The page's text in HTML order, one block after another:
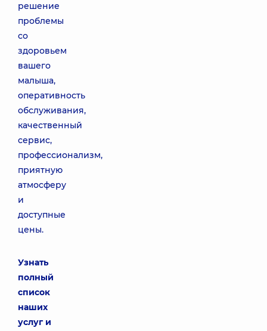
решение
проблемы
со
здоровьем
вашего
малыша,
оперативность
обслуживания,
качественный
сервис,
профессионализм,
приятную
атмосферу
и
доступные
цены.
Узнать
полный
список
наших
услуг и